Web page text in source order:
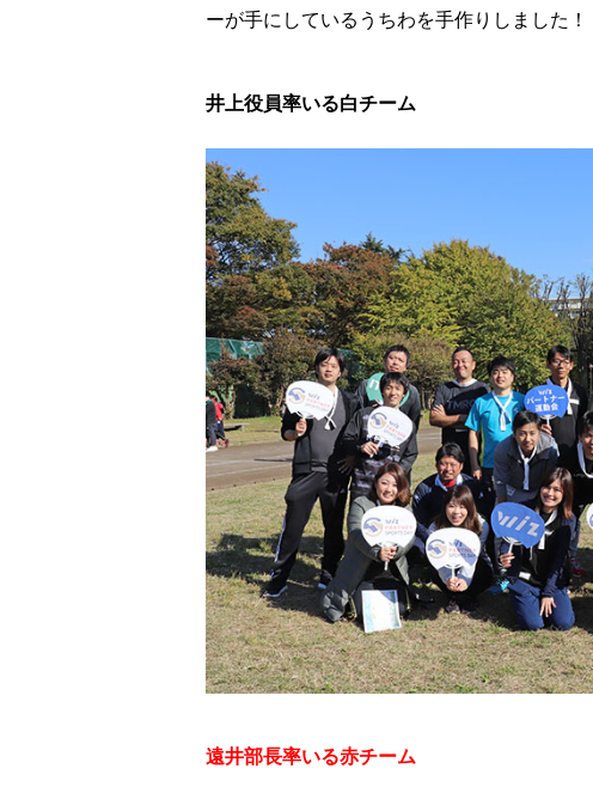
ーが手にしているうちわを手作りしました！
井上役員率いる白チーム
遠井部長率いる赤チーム